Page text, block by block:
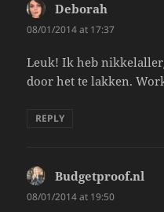
Deborah
08/01/2014 at 17:37
Leuk! Ik heb
door het te lakken.
REPLY
Budgetproof.nl
08/01/2014 at 19:50